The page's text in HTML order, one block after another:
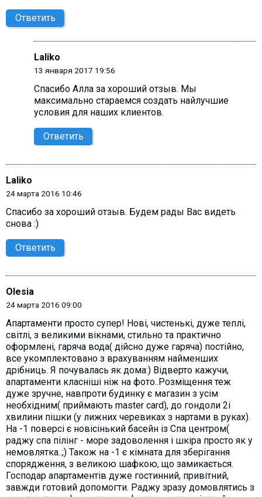
Ответить
Laliko
13 января 2017 19:56
Спасибо Алла за хороший отзыв. Мы
максимально стараемся создать найлучшие
условия для наших клиентов.
Ответить
Laliko
24 марта 2016 10:46
Спасибо за хороший отзыв. Будем рады Вас видеть
снова :)
Ответить
Olesia
24 марта 2016 09:00
Апартаменти просто супер! Нові, чистенькі, дуже теплі,
світлі, з великими вікнами, стильно та практично
оформлені, гаряча вода( дійсно дуже гаряча) постійно,
все укомплектовано з врахуванням найменших
дрібниць. Я почувалась як дома:) Відверто кажучи,
апартаменти класніші ніж на фото..Розміщення теж
дуже зручне, навпроти будинку є магазин з усім
необхідним( приймають master card), до гондоли 2і
хвилини пішки (у лижних черевиках з нартами в руках).
На -1 поверсі є новісінький басейн із Спа центром(
раджу спа пілінг - море задоволення і шкіра просто як у
немовлятка..;) Також на -1 є кімната для зберігання
спорядження, з великою шафкою, що замикається.
Господар апартаментів дуже гостинний, привітний,
завжди готовий допомогти. Раджу зразу домовлятись з